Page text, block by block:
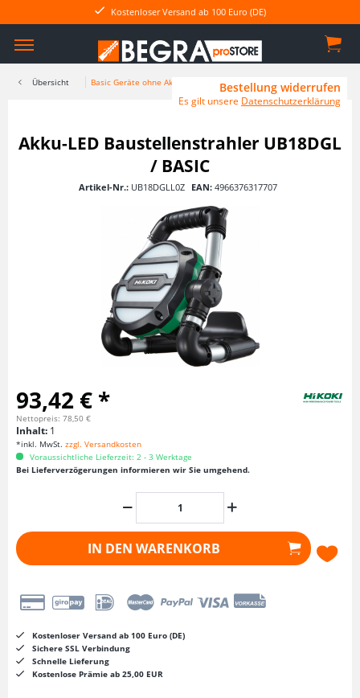
Kostenloser Versand ab 100 Euro (DE)
Übersicht Basic Geräte ohne Akkus
Akku-LED Baustellenstrahler UB18DGL
/ BASIC
Artikel-Nr.: UB18DGLL0Z EAN: 4966376317707
93,42 € *
Nettopreis: 78,50 €
Inhalt: 1
*inkl. MwSt. zzgl. Versandkosten
Voraussichtliche Lieferzeit: 2 - 3 Werktage
Bei Lieferverzögerungen informieren wir Sie umgehend.
IN DEN WARENKORB
Kostenloser Versand ab 100 Euro (DE)
Sichere SSL Verbindung
Schnelle Lieferung
Kostenlose Prämie ab 25,00 EUR
Bestellung widerrufen
Es gilt unsere Datenschutzerklärung